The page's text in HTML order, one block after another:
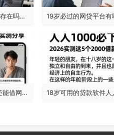
18岁不查大数据的网贷真的存在吗？2026年亲测这5个无视3000借款平台，省心又靠谱
2025年急用钱必看：现在还能借网贷吗？这5个门槛低秒下款的APP实测分享